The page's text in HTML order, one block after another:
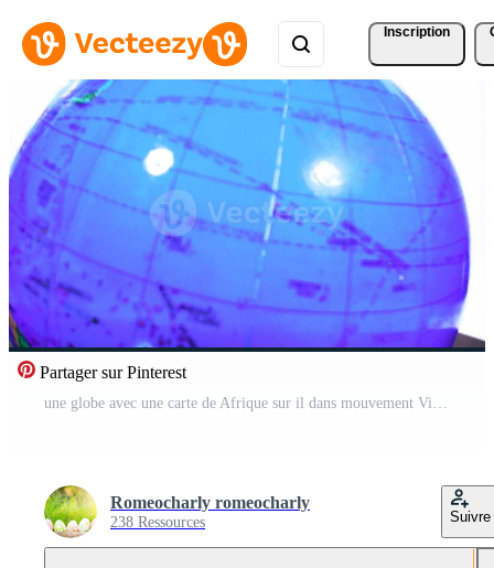
Inscription
Partager sur Pinterest
une globe avec une carte de Afrique sur il dans mouvement Vidéo Pro
Romeocharly romeocharly
238 Ressources Suivre